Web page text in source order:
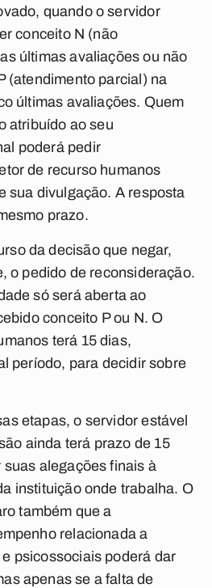
quando o servidor
conceito N (não
últimas avaliações ou não
(atendimento parcial) na
últimas avaliações. Quem
atribuído ao seu
poderá pedir
de recurso humanos
sua divulgação. A resposta
prazo.
da decisão que negar,
o pedido de reconsideração.
só será aberta ao
conceito P ou N. O
terá 15 dias,
período, para decidir sobre
etapas, o servidor estável
ainda terá prazo de 15
alegações finais à
instituição onde trabalha. O
também que a
relacionada a
psicossociais poderá dar
apenas se a falta de